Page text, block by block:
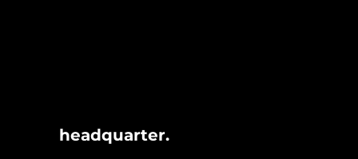
headquarter.